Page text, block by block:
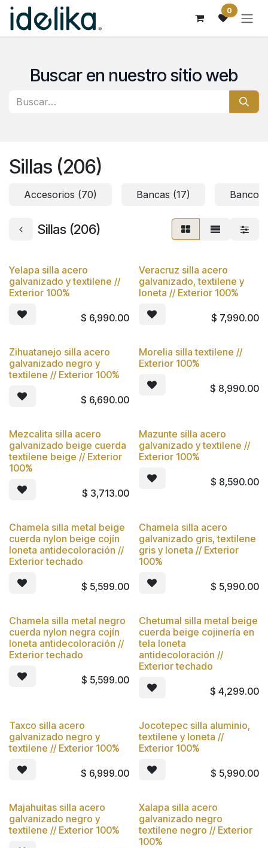
Ir al contenido 0
Buscar en nuestro sitio web
Sillas (206)
Accesorios (70) Bancas (17) Bancos
Sillas (206)
Nuevo
Yelapa silla acero
galvanizado y textilene //
Exterior 100%
$ 6,990.00
Nuevo
Veracruz silla acero
galvanizado, textilene y
loneta // Exterior 100%
$ 7,990.00
Nuevo
Zihuatanejo silla acero
galvanizado negro y
textilene // Exterior 100%
$ 6,690.00
Nuevo
Morelia silla textilene //
Exterior 100%
$ 8,990.00
Nuevo
Mezcalita silla acero
galvanizado beige cuerda
textilene beige // Exterior
100%
$ 3,713.00
Nuevo
Mazunte silla acero
galvanizado y textilene //
Exterior 100%
$ 8,590.00
Nuevo
Chamela silla metal beige
cuerda nylon beige cojín
loneta antidecoloración //
Exterior techado
$ 5,599.00
Nuevo
Chamela silla acero
galvanizado gris, textilene
gris y loneta // Exterior
100%
$ 5,990.00
Nuevo
Chamela silla metal negro
cuerda nylon negra cojín
loneta antidecoloración //
Exterior techado
$ 5,599.00
Nuevo
Chetumal silla metal beige
cuerda beige cojinería en
tela loneta
antidecoloración //
Exterior techado
$ 4,299.00
Nuevo
Taxco silla acero
galvanizado negro y
textilene // Exterior 100%
$ 6,999.00
Nuevo
Jocotepec silla aluminio,
textilene y loneta //
Exterior 100%
$ 5,990.00
Nuevo
Majahuitas silla acero
galvanizado negro y
textilene // Exterior 100%
Nuevo
Xalapa silla acero
galvanizado negro
textilene negro // Exterior
100%